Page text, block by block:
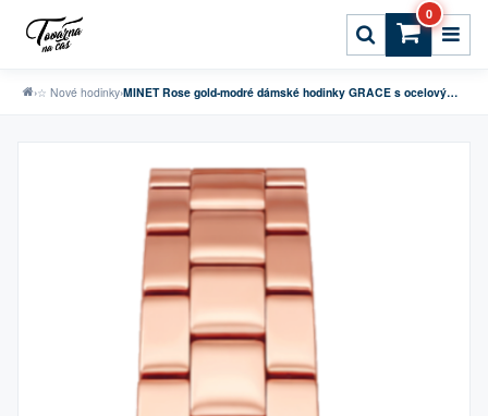
0
›☆ Nové hodinky› MINET Rose gold-modré dámské hodinky GRACE s ocelovým řemínkem